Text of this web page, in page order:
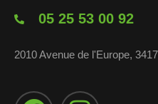
05 25 53 00 92
2010 Avenue de l'Europe,